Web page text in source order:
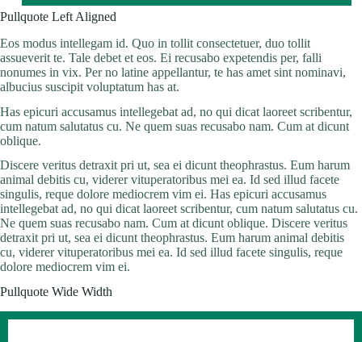
Pullquote Left Aligned
Eos modus intellegam id. Quo in tollit consectetuer, duo tollit
assueverit te. Tale debet et eos. Ei recusabo expetendis per, falli
nonumes in vix. Per no latine appellantur, te has amet sint nominavi,
albucius suscipit voluptatum has at.
Has epicuri accusamus intellegebat ad, no qui dicat laoreet scribentur,
cum natum salutatus cu. Ne quem suas recusabo nam. Cum at dicunt
oblique.
Discere veritus detraxit pri ut, sea ei dicunt theophrastus. Eum harum
animal debitis cu, viderer vituperatoribus mei ea. Id sed illud facete
singulis, reque dolore mediocrem vim ei. Has epicuri accusamus
intellegebat ad, no qui dicat laoreet scribentur, cum natum salutatus cu.
Ne quem suas recusabo nam. Cum at dicunt oblique. Discere veritus
detraxit pri ut, sea ei dicunt theophrastus. Eum harum animal debitis
cu, viderer vituperatoribus mei ea. Id sed illud facete singulis, reque
dolore mediocrem vim ei.
Pullquote Wide Width